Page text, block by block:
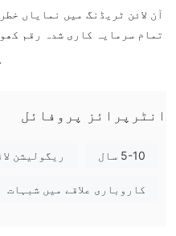
آن لائن ٹریڈنگ میں نمایاں
تمام سرمایہ کاری شدہ رقم
عمومی معلومات
HK Fortune کیا ہے؟
انٹرپرائز پروفائل
5-10 سال ریگولیشن
کاروباری علاقے میں شبہات